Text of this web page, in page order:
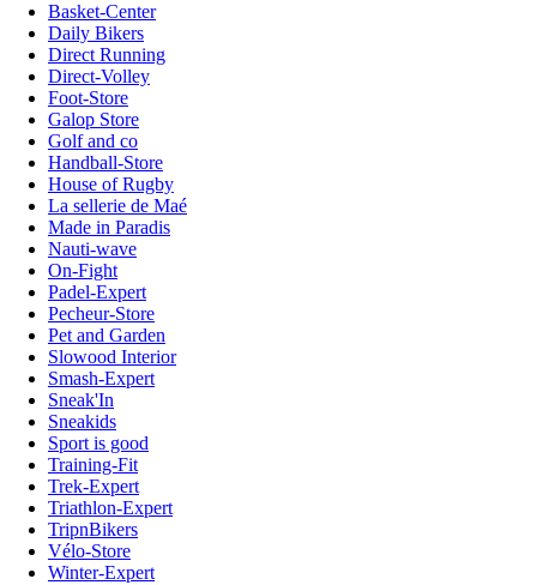
Basket-Center
Daily Bikers
Direct Running
Direct-Volley
Foot-Store
Galop Store
Golf and co
Handball-Store
House of Rugby
La sellerie de Maé
Made in Paradis
Nauti-wave
On-Fight
Padel-Expert
Pecheur-Store
Pet and Garden
Slowood Interior
Smash-Expert
Sneak'In
Sneakids
Sport is good
Training-Fit
Trek-Expert
Triathlon-Expert
TripnBikers
Vélo-Store
Winter-Expert